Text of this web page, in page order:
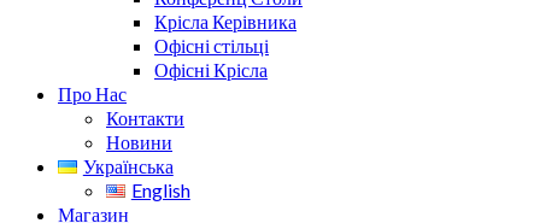
Крісла Керівника
Офісні стільці
Офісні Крісла
Про Нас
Контакти
Новини
Українська
English
Магазин